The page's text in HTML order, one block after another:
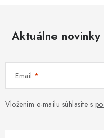
Aktuálne
Email
Vložením e-mailu súhlasíte s